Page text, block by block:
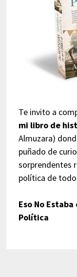
Te invito a
mi libro de
Almuzara)
puñado de
sorprendentes
política de
Eso No
Política